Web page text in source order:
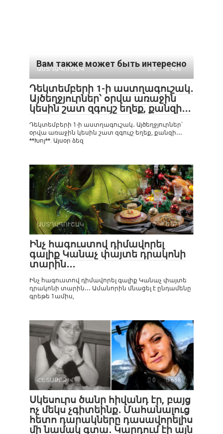
Вам также может быть интересно
ԱՍՏՂԱԳՈՒՇԱԿ 0 466
Դեկտեմբերի 1-ի աստղագուշակ․
Այծեղջյուրներ՝ օրվա առաջին
կեսին շատ զգույշ եղեք, քանզի․․․
Դեկտեմբերի 1-ի աստղագուշակ․ Այծեղջյուրներ՝
օրվա առաջին կեսին շատ զգույշ եղեք, քանզի․․․
**Խոյ**. Այսօր ձեզ
ԱՍՏՂԱԳՈՒՇԱԿ 0 571
Ինչ հագուստով դիմավորել
գալիք Կանաչ փայտե դրակոնի
տարին․․․
Ինչ հագուստով դիմավորել գալիք Կանաչ փայտե
դրակոնի տարին․․․ Ամանորին մնացել է ընդամենը
գրեթե 1ամիս,
ՀԵՏԱՔՐՔԻՐ 0 658
Սկեսուրս ծանր հիվանդ էր, բայց
ոչ մեկս չգիտեինք․ Մահանալուց
հետո դարակները դասավորելիս
մի նամակ գտա․ Կարդում էի այն